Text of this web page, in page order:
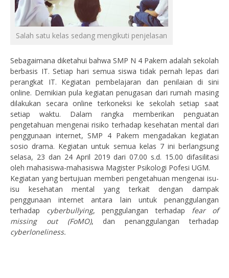
Salah satu kelas sedang mengikuti penjelasan
Sebagaimana diketahui bahwa SMP N 4 Pakem adalah sekolah
berbasis IT. Setiap hari semua siswa tidak pernah lepas dari
perangkat IT. Kegiatan pembelajaran dan penilaian di sini
online. Demikian pula kegiatan penugasan dari rumah masing
dilakukan secara online terkoneksi ke sekolah setiap saat
setiap waktu. Dalam rangka memberikan penguatan
pengetahuan mengenai risiko terhadap kesehatan mental dari
penggunaan internet, SMP 4 Pakem mengadakan kegiatan
sosio drama. Kegiatan untuk semua kelas 7 ini berlangsung
selasa, 23 dan 24 April 2019 dari 07.00 s.d. 15.00 difasilitasi
oleh mahasiswa-mahasiswa Magister Psikologi Pofesi UGM.
Kegiatan yang bertujuan memberi pengetahuan mengenai isu-
isu kesehatan mental yang terkait dengan dampak
penggunaan internet antara lain untuk penanggulangan
terhadap cyberbullying, penggulangan terhadap fear of
missing out (FoMO), dan penanggulangan terhadap
cyberloneliness.